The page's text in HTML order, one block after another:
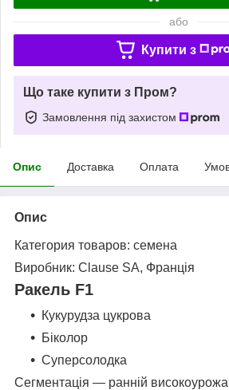
або
Купити з
Що таке купити з Пром?
Замовлення під захистом
Опис Доставка Оплата
Опис
Категория товаров: семена
Виробник: Clause SA, Франція
Ракель F1
Кукурудза цукрова
Біколор
Суперсолодка
Сегментація — ранній